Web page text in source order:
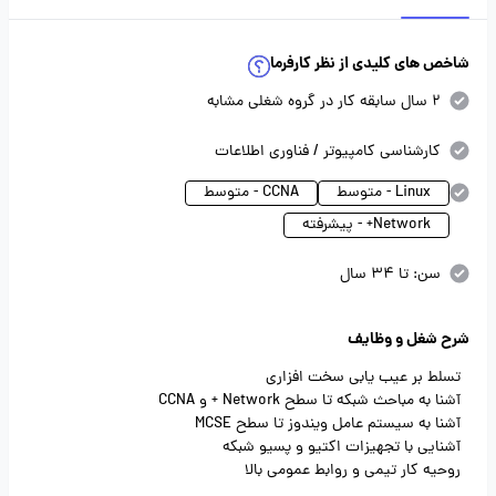
شاخص های کلیدی از نظر کارفرما
2 سال سابقه کار در گروه شغلی مشابه
کارشناسی کامپیوتر / فناوری اطلاعات
Linux - متوسط
CCNA - متوسط
Network+ - پیشرفته
سن: تا 34 سال
شرح شغل و وظایف
تسلط بر عیب یابی سخت افزاری
آشنا به مباحث شبکه تا سطح Network + و CCNA
آشنا به سیستم عامل ویندوز تا سطح MCSE
آشنایی با تجهیزات اکتیو و پسیو شبکه
روحیه کار تیمی و روابط عمومی بالا